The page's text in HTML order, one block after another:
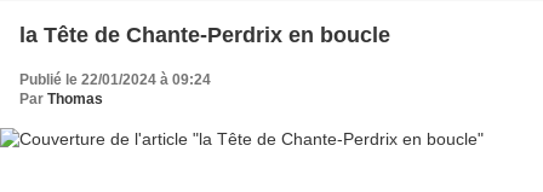
la Tête de Chante-Perdrix en boucle
Publié le 22/01/2024 à 09:24
Par Thomas